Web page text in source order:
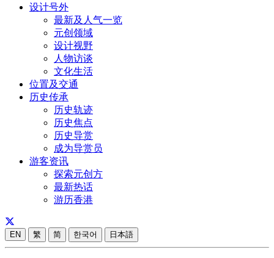
设计号外
最新及人气一览
元创领域
设计视野
人物访谈
文化生活
位置及交通
历史传承
历史轨迹
历史焦点
历史导赏
成为导赏员
游客资讯
探索元创方
最新热话
游历香港
EN 繁 简 한국어 日本語